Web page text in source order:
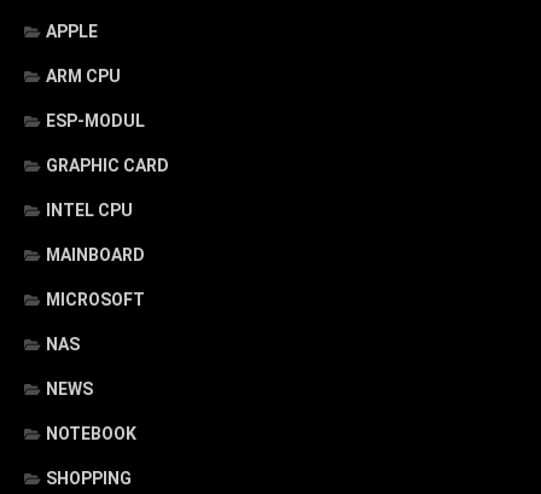
APPLE
ARM CPU
ESP-MODUL
GRAPHIC CARD
INTEL CPU
MAINBOARD
MICROSOFT
NAS
NEWS
NOTEBOOK
SHOPPING